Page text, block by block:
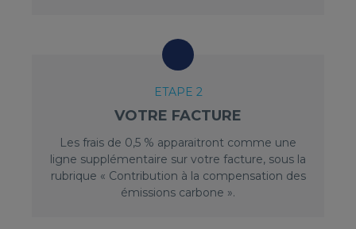
ETAPE 2
VOTRE FACTURE
Les frais de 0,5 % apparaitront comme une
ligne supplémentaire sur votre facture, sous la
rubrique « Contribution à la compensation des
émissions carbone ».